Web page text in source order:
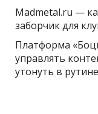
Madmetal.ru —
заборчик для
Платформа
управлять
утонуть в рутине